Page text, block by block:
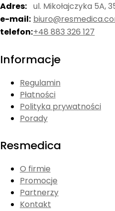
Adres: ul. Mikołajczyka 5A,
e-mail:
telefon:+48 883 326 127
Informacje
Regulamin
Płatności
Polityka prywatności
Porady
Resmedica
O firmie
Promocje
Partnerzy
Kontakt